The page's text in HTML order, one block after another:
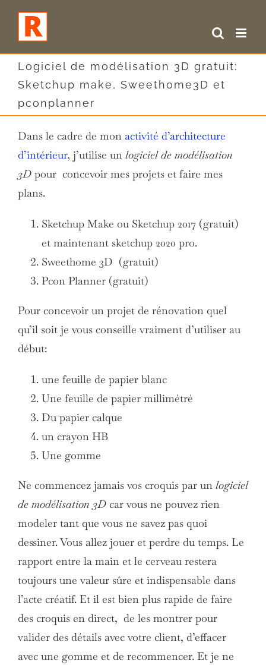
Skip
Logiciel de modélisation 3D gratuit:
Sketchup make, Sweethome3D et
pconplanner
Dans le cadre de mon activité d’architecture
d’intérieur, j’utilise un logiciel de modélisation
3D pour concevoir mes projets et faire mes
plans.
Sketchup Make ou Sketchup 2017 (gratuit)
et maintenant sketchup 2020 pro.
Sweethome 3D (gratuit)
Pcon Planner (gratuit)
Pour concevoir un projet de rénovation quel
qu’il soit je vous conseille vraiment d’utiliser au
début:
une feuille de papier blanc
Une feuille de papier millimétré
Du papier calque
un crayon HB
Une gomme
Ne commencez jamais vos croquis par un logiciel
de modélisation 3D car vous ne pouvez rien
modeler tant que vous ne savez pas quoi
dessiner. Vous allez jouer et perdre du temps. Le
rapport entre la main et le cerveau restera
toujours une valeur sûre et indispensable dans
l’acte créatif. Et il est bien plus rapide de faire
des croquis en direct, de les montrer pour
valider des détails avec votre client, d’effacer
avec une gomme et de recommencer. Et je ne